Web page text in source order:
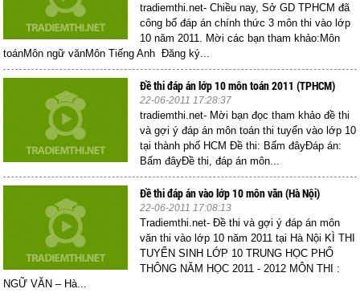
tradiemthi.net- Chiều nay, Sở GD TPHCM đã
công bố đáp án chính thức 3 môn thi vào lớp
10 năm 2011. Mời các bạn tham khảo:Môn
toánMôn ngữ vănMôn Tiếng Anh Đăng ký...
Đề thi đáp án lớp 10 môn toán 2011 (TPHCM)
22-06-2011 17:28:37
tradiemthi.net- Mời bạn đọc tham khảo đề thi
và gợi ý đáp án môn toán thi tuyển vào lớp 10
tại thành phố HCM Đề thi: Bấm đâyĐáp án:
Bấm đâyĐề thi, đáp án môn...
Đề thi đáp án vào lớp 10 môn văn (Hà Nội)
22-06-2011 17:08:13
Tradiemthi.net- Đề thi và gợi ý đáp án môn
văn thi vào lớp 10 năm 2011 tại Hà Nội KÌ THI
TUYỂN SINH LỚP 10 TRUNG HỌC PHỔ
THÔNG NĂM HỌC 2011 - 2012 MÔN THI :
NGỮ VĂN – Hà...